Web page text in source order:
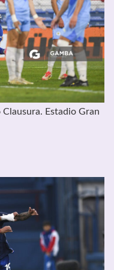
Clausura. Estadio Gran